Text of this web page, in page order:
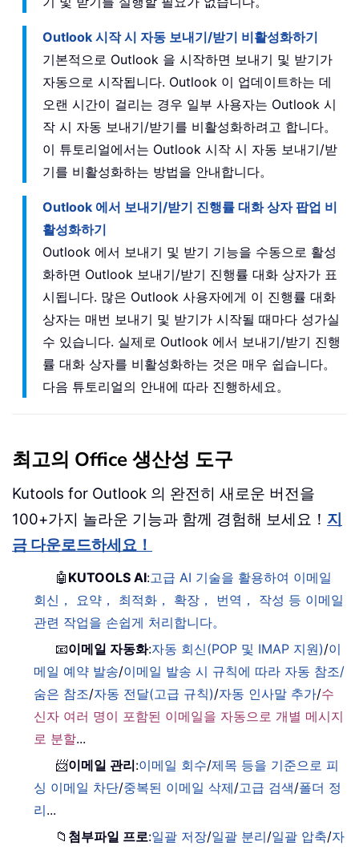
Outlook 시작 시 자동 보내기/받기 비활성화하기
기본적으로 Outlook 을 시작하면 보내기 및 받기가
자동으로 시작됩니다. Outlook 이 업데이트하는 데
오랜 시간이 걸리는 경우 일부 사용자는 Outlook 시
작 시 자동 보내기/받기를 비활성화하려고 합니다。
이 튜토리얼에서는 Outlook 시작 시 자동 보내기/받
기를 비활성화하는 방법을 안내합니다。
Outlook 에서 보내기/받기 진행률 대화 상자 팝업 비
활성화하기
Outlook 에서 보내기 및 받기 기능을 수동으로 활성
화하면 Outlook 보내기/받기 진행률 대화 상자가 표
시됩니다. 많은 Outlook 사용자에게 이 진행률 대화
상자는 매번 보내기 및 받기가 시작될 때마다 성가실
수 있습니다. 실제로 Outlook 에서 보내기/받기 진행
률 대화 상자를 비활성화하는 것은 매우 쉽습니다。
다음 튜토리얼의 안내에 따라 진행하세요。
최고의 Office 생산성 도구
Kutools for Outlook 의 완전히 새로운 버전을
100+가지 놀라운 기능과 함께 경험해 보세요！ 지
금 다운로드하세요！
🤖 KUTOOLS AI:고급 AI 기술을 활용하여 이메일
회신， 요약， 최적화， 확장， 번역， 작성 등 이메일
관련 작업을 손쉽게 처리합니다。
📧이메일 자동화:자동 회신(POP 및 IMAP 지원)/이
메일 예약 발송/이메일 발송 시 규칙에 따라 자동 참조/
숨은 참조/자동 전달(고급 규칙)/자동 인사말 추가/수
신자 여러 명이 포함된 이메일을 자동으로 개별 메시지
로 분할...
📨이메일 관리:이메일 회수/제목 등을 기준으로 피
싱 이메일 차단/중복된 이메일 삭제/고급 검색/폴더 정
리...
📁 첨부파일 프로:일괄 저장/일괄 분리/일괄 압축/자